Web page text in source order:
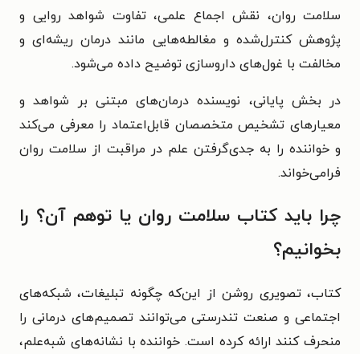
سلامت روان، نقش اجماع علمی، تفاوت شواهد روایی و
پژوهش کنترل‌شده و مغالطه‌هایی مانند درمان ریشه‌ای و
مخالفت با غول‌های داروسازی توضیح داده می‌شود.
در بخش پایانی، نویسنده درمان‌های مبتنی‌ بر شواهد و
معیارهای تشخیص متخصصان قابل‌اعتماد را معرفی می‌کند
و خواننده را به جدی‌گرفتن علم در مراقبت از سلامت روان
فرامی‌خواند.
چرا باید کتاب سلامت روان یا توهم آن؟ را
بخوانیم؟
کتاب، تصویری روشن از این‌که چگونه تبلیغات، شبکه‌های
اجتماعی و صنعت تندرستی می‌توانند تصمیم‌های درمانی را
منحرف کنند ارائه کرده است. خواننده با نشانه‌های شبه‌علم،